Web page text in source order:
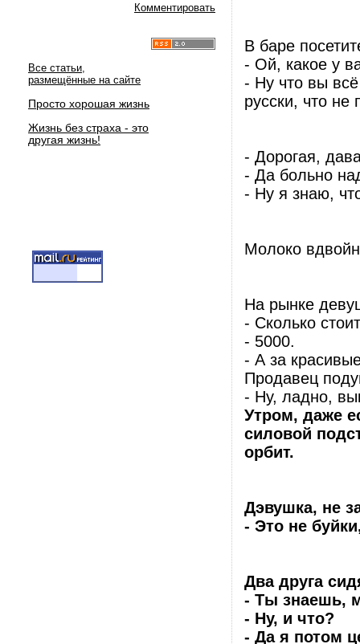
Комментировать
Все статьи,
размещённые на сайте
Просто хорошая жизнь
Жизнь без страха - это
другая жизнь!
В баре
- Ой, какое у
- Ну что вы
русски, что не
- Дорогая,
- Да больно
- Ну я знаю,
Молоко
На рынке
- Сколько
- 5000.
- А за
Продавец
- Ну, ладно,
Утром, даже
силовой
орбит.
Дэвушка, не
- Это не
Два друга
- Ты знаешь,
- Ну, и что?
- Да я потом